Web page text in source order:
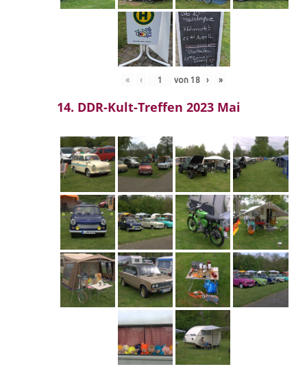
« ‹ von 18 › »
14. DDR-Kult-Treffen 2023 Mai